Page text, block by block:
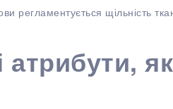
регламентується щільність
атрибути,